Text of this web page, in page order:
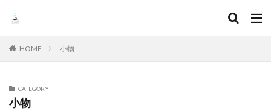
HOME 小物
CATEGORY
小物